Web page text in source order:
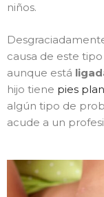
niños.
causa de este
aunque está
hijo tiene pies
algún tipo de
acude a un